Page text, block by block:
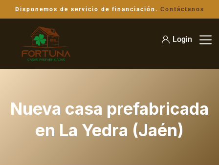
Disponemos de servicio de financiación. Contáctanos
Login
Nueva casa prefabricada
en La Yedra (Jaén)